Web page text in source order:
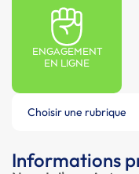
ENGAGEMENT
EN LIGNE
Choisir une rubrique
Informations